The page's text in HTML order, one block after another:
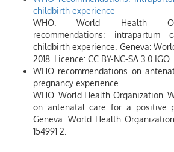
childbirth experience
WHO. World Health
recommendations:
childbirth experience. Geneva:
2018. Licence: CC BY-NC-SA 3.0 IGO.
WHO recommendations on
pregnancy experience
WHO. World Health Organization.
on antenatal care for a positive
Geneva: World Health
154991 2.